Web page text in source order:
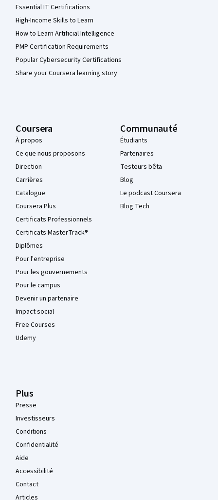
Essential IT Certifications
High-Income Skills to Learn
How to Learn Artificial Intelligence
PMP Certification Requirements
Popular Cybersecurity Certifications
Share your Coursera learning story
Coursera
À propos
Ce que nous proposons
Direction
Carrières
Catalogue
Coursera Plus
Certificats Professionnels
Certificats MasterTrack®
Diplômes
Pour l'entreprise
Pour les gouvernements
Pour le campus
Devenir un partenaire
Impact social
Free Courses
Udemy
Communauté
Étudiants
Partenaires
Testeurs bêta
Blog
Le podcast Coursera
Blog Tech
Plus
Presse
Investisseurs
Conditions
Confidentialité
Aide
Accessibilité
Contact
Articles